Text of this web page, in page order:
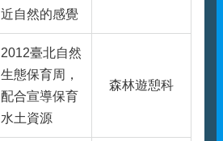
近自然的感覺
2012臺北自然
生態保育周，
配合宣導保育
水土資源
森林遊憩科